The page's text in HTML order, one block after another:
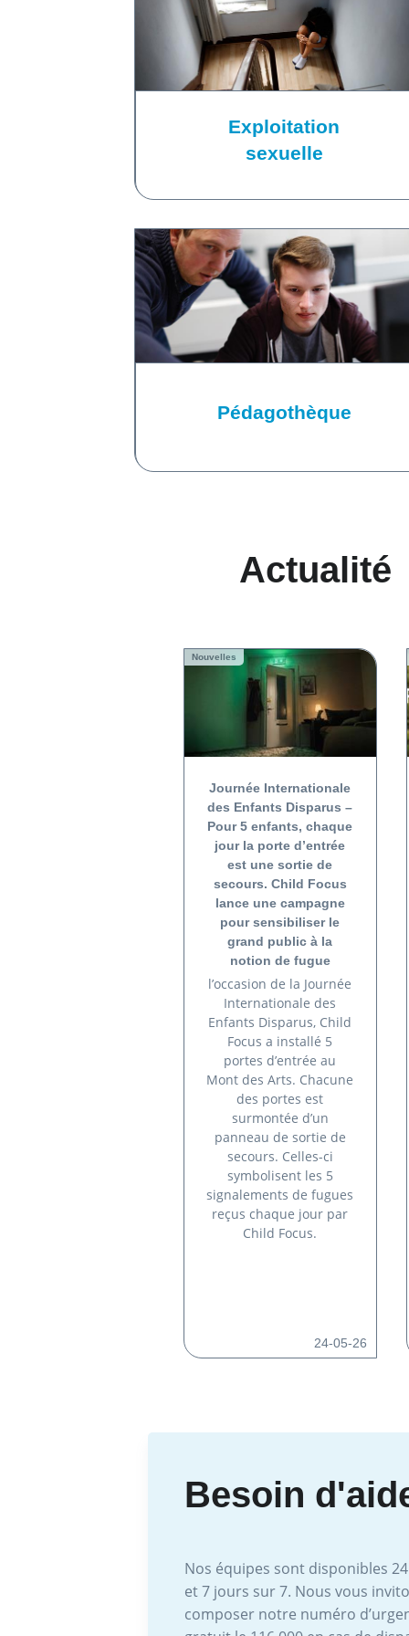
Exploitation
sexuelle
Pédagothèque
Actualité
Nouvelles
Journée Internationale
des Enfants Disparus –
Pour 5 enfants, chaque
jour la porte d’entrée
est une sortie de
secours. Child Focus
lance une campagne
pour sensibiliser le
grand public à la
notion de fugue
l’occasion de la Journée
Internationale des
Enfants Disparus, Child
Focus a installé 5
portes d’entrée au
Mont des Arts. Chacune
des portes est
surmontée d’un
panneau de sortie de
secours. Celles-ci
symbolisent les 5
signalements de fugues
reçus chaque jour par
Child Focus.
24-05-26
Besoin
Nos équipes sont disponibles
et 7 jours sur 7. Nous vous
composer notre numéro